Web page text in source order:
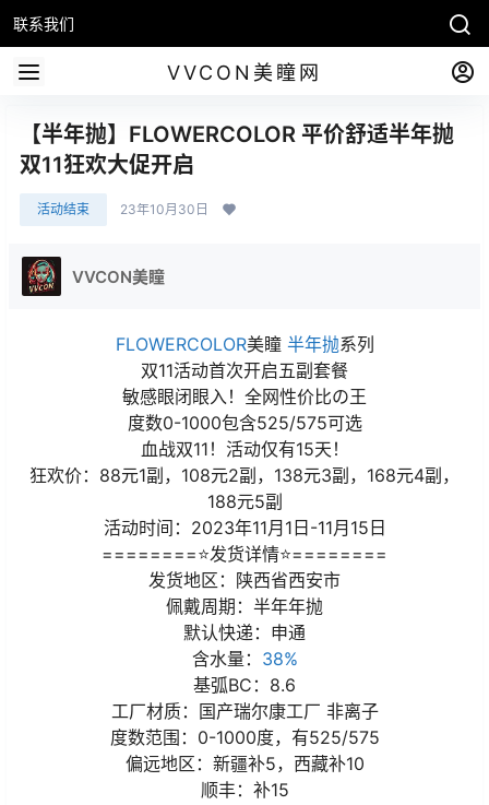
联系我们
VVCON美瞳网
【半年抛】FLOWERCOLOR 平价舒适半年抛
双11狂欢大促开启
活动结束 23年10月30日
VVCON美瞳
FLOWERCOLOR美瞳 半年抛系列
双11活动首次开启五副套餐
敏感眼闭眼入！全网性价比の王
度数0-1000包含525/575可选
血战双11！活动仅有15天！
狂欢价：88元1副，108元2副，138元3副，168元4副，
188元5副
活动时间：2023年11月1日-11月15日
========⭐发货详情⭐========
发货地区：陕西省西安市
佩戴周期：半年年抛
默认快递：申通
含水量： 38%
基弧BC：8.6
工厂材质：国产瑞尔康工厂 非离子
度数范围：0-1000度，有525/575
偏远地区：新疆补5，西藏补10
顺丰：补15